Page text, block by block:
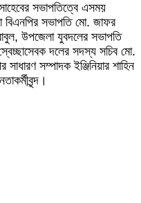
সভাপতিত্বে এসময়
সভাপতি মো. জাফর
উপজেলা যুবদলের সভাপতি
দলের সদস্য সচিব মো.
সম্পাদক ইঞ্জিনিয়ার শাহিন